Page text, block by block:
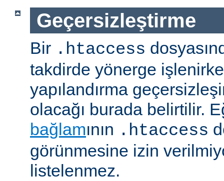
Geçersizleştirme
Bir .htaccess
takdirde yönerge
yapılandırma
olacağı burada belirtilir.
bağlamının .htaccess
görünmesine izin
listelenmez.